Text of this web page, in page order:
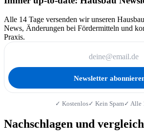
Alle 14 Tage versenden wir unseren
News, Änderungen bei Fördermitteln und
Praxis.
Newsletter
✓ Kostenlos✓ Kein Spam✓ Alle
Nachschlagen und